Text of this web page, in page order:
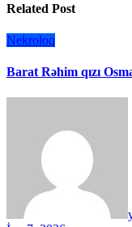
Related Post
Nekroloq
Barat Rəhim qızı